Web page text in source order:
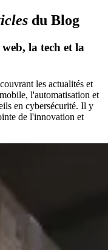
icles du Blog
la tech et la
les actualités et
l'automatisation et
en cybersécurité. Il y
de l'innovation et